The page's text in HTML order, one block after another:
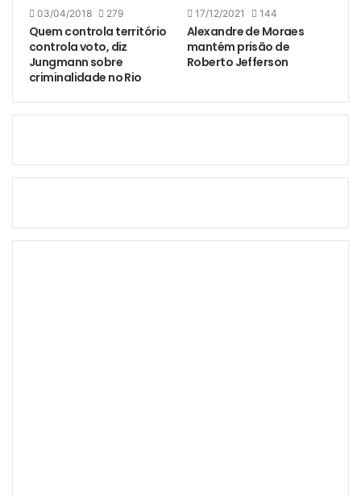
03/04/2018 279
Quem controla território
controla voto, diz
Jungmann sobre
criminalidade no Rio
17/12/2021 144
Alexandre de Moraes
mantém prisão de
Roberto Jefferson